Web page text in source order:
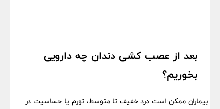
بعد از عصب کشی دندان چه دارویی
بخوریم؟
بیماران ممکن است درد خفیف تا متوسط، تورم یا حساسیت در